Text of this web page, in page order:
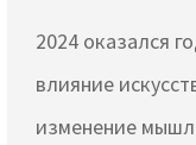
2024 оказался
влияние
изменение